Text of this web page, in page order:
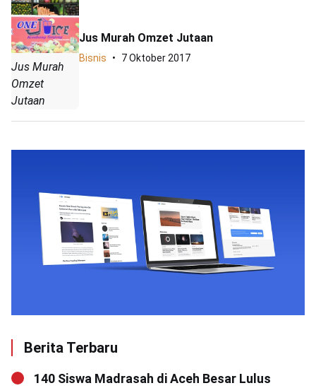
Jus Murah
Omzet
Jutaan
Jus Murah Omzet Jutaan
Bisnis 7 Oktober 2017
Berita Terbaru
140 Siswa Madrasah di Aceh Besar Lulus